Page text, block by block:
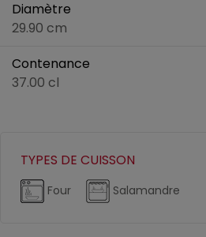
Diamètre
29.90 cm
Contenance
37.00 cl
TYPES DE CUISSON
Four Salamandre